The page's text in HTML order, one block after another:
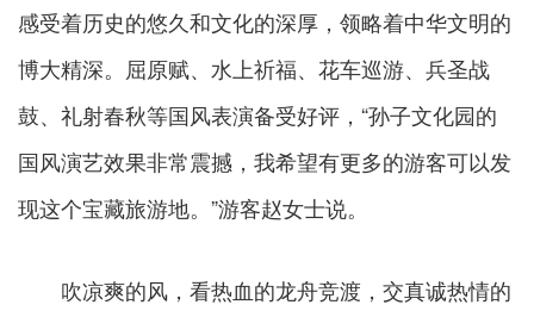
感受着历史的悠久和文化的深厚，领略着中华文明的
博大精深。屈原赋、水上祈福、花车巡游、兵圣战
鼓、礼射春秋等国风表演备受好评，“孙子文化园的
国风演艺效果非常震撼，我希望有更多的游客可以发
现这个宝藏旅游地。”游客赵女士说。
吹凉爽的风，看热血的龙舟竞渡，交真诚热情的